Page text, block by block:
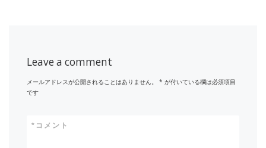
Leave a comment
メールアドレスが公開されることはありません。 * が付いている欄は必須項目
です
コメント
*